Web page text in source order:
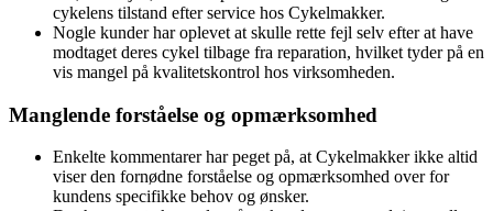
cykelens tilstand efter service hos Cykelmakker.
Nogle kunder har oplevet at skulle rette fejl selv efter at have
modtaget deres cykel tilbage fra reparation, hvilket tyder på en
vis mangel på kvalitetskontrol hos virksomheden.
Manglende forståelse og opmærksomhed
Enkelte kommentarer har peget på, at Cykelmakker ikke altid
viser den fornødne forståelse og opmærksomhed over for
kundens specifikke behov og ønsker.